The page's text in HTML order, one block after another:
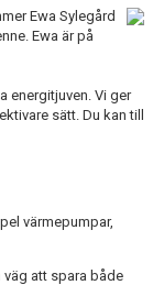
Ewa Sylegård
Ewa är på
energitjuven. Vi ger
sätt. Du kan till
värmepumpar,
att spara både